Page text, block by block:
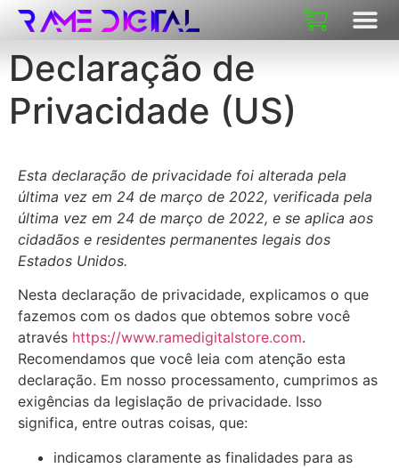
Declaração de
Privacidade (US)
Esta declaração de privacidade foi alterada pela
última vez em 24 de março de 2022, verificada pela
última vez em 24 de março de 2022, e se aplica aos
cidadãos e residentes permanentes legais dos
Estados Unidos.
Nesta declaração de privacidade, explicamos o que
fazemos com os dados que obtemos sobre você
através https://www.ramedigitalstore.com.
Recomendamos que você leia com atenção esta
declaração. Em nosso processamento, cumprimos as
exigências da legislação de privacidade. Isso
significa, entre outras coisas, que:
indicamos claramente as finalidades para as